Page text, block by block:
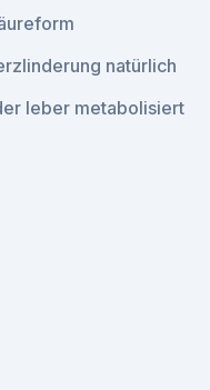
natürlich
leber metabolisiert